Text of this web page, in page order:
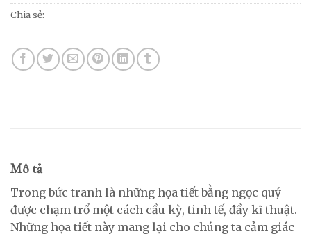
Chia sẻ:
Mô tả
Trong bức tranh là những họa tiết bằng ngọc quý
được chạm trổ một cách cầu kỳ, tinh tế, đầy kĩ thuật.
Những họa tiết này mang lại cho chúng ta cảm giác